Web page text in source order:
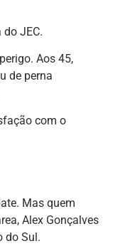
JEC.
Aos 45,
de perna
com o
Mas quem
Alex Gonçalves
do Sul.